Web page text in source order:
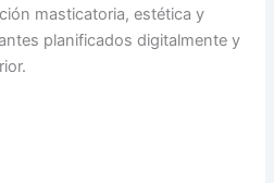
masticatoria, estética y
planificados digitalmente y